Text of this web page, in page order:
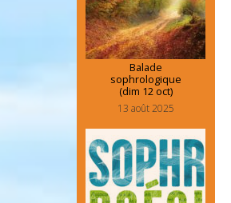
Balade
sophrologique
(dim 12 oct)
13 août 2025